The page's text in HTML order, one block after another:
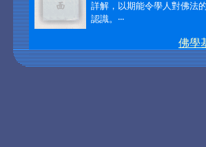
詳解，以期能令學人對佛法
認識。‧‧‧
佛學